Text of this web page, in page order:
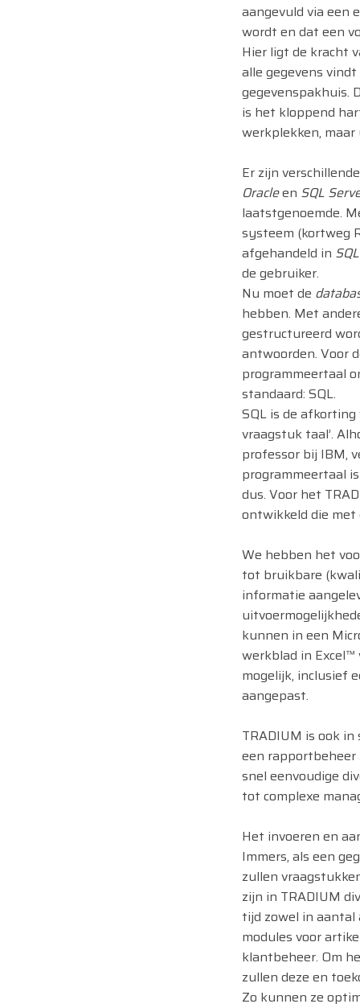
aangevuld via een
wordt en dat een
Hier ligt de kracht
alle gegevens
gegevenspakhuis.
is het kloppend
werkplekken,
Er zijn
Oracleen SQL
laatstgenoemde.
systeem (kortweg
afgehandeld in
de gebruiker.
Nu moet de
hebben. Met
gestructureerd
antwoorden. Voor
programmeertaal
standaard: SQL.
SQL is de
vraagstuk taal’.
professor bij IBM,
programmeertaal
dus. Voor het
ontwikkeld die
We hebben het
tot bruikbare
informatie
kunnen in een
werkblad in
mogelijk, inclusief
aangepast.
TRADIUM is ook
een
snel eenvoudige
tot complexe
Het invoeren en
Immers, als een
zullen
zijn in TRADIUM
tijd zowel in
modules voor
klantbeheer. Om
zullen deze en
Zo kunnen ze